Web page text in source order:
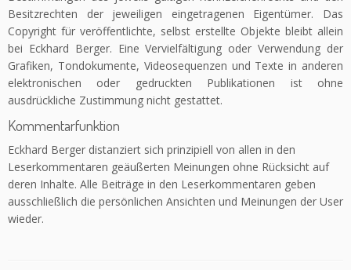
Besitzrechten der jeweiligen eingetragenen Eigentümer. Das
Copyright für veröffentlichte, selbst erstellte Objekte bleibt allein
bei Eckhard Berger. Eine Vervielfältigung oder Verwendung der
Grafiken, Tondokumente, Videosequenzen und Texte in anderen
elektronischen oder gedruckten Publikationen ist ohne
ausdrückliche Zustimmung nicht gestattet.
Kommentarfunktion
Eckhard Berger distanziert sich prinzipiell von allen in den
Leserkommentaren geäußerten Meinungen ohne Rücksicht auf
deren Inhalte. Alle Beiträge in den Leserkommentaren geben
ausschließlich die persönlichen Ansichten und Meinungen der User
wieder.